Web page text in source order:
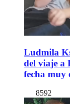
Ludmila
del viaje a
fecha muy
8592